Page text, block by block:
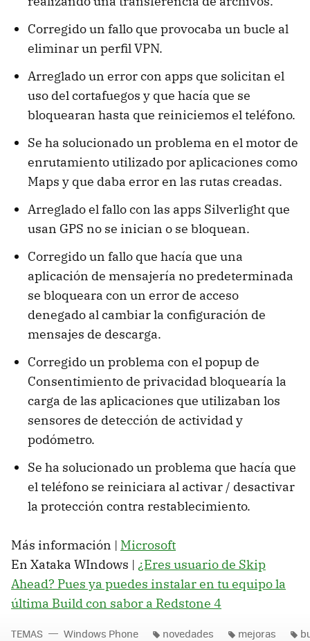
Corregido un fallo que provocaba un bucle al
eliminar un perfil VPN.
Arreglado un error con apps que solicitan el
uso del cortafuegos y que hacía que se
bloquearan hasta que reiniciemos el teléfono.
Se ha solucionado un problema en el motor de
enrutamiento utilizado por aplicaciones como
Maps y que daba error en las rutas creadas.
Arreglado el fallo con las apps Silverlight que
usan GPS no se inician o se bloquean.
Corregido un fallo que hacía que una
aplicación de mensajería no predeterminada
se bloqueara con un error de acceso
denegado al cambiar la configuración de
mensajes de descarga.
Corregido un problema con el popup de
Consentimiento de privacidad bloquearía la
carga de las aplicaciones que utilizaban los
sensores de detección de actividad y
podómetro.
Se ha solucionado un problema que hacía que
el teléfono se reiniciara al activar / desactivar
la protección contra restablecimiento.
Más información | Microsoft
En Xataka WIndows | ¿Eres usuario de Skip
Ahead? Pues ya puedes instalar en tu equipo la
última Build con sabor a Redstone 4
TEMAS Windows Phone novedades mejoras